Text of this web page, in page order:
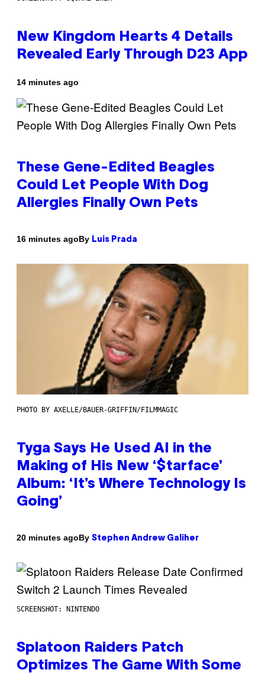
New Kingdom Hearts 4 Details
Revealed Early Through D23 App
14 minutes ago
These Gene-Edited Beagles
Could Let People With Dog
Allergies Finally Own Pets
16 minutes agoBy Luis Prada
PHOTO BY AXELLE/BAUER-GRIFFIN/FILMMAGIC
Tyga Says He Used AI in the
Making of His New ‘$tarface’
Album: ‘It’s Where Technology Is
Going’
20 minutes agoBy Stephen Andrew Galiher
SCREENSHOT: NINTENDO
Splatoon Raiders Patch
Optimizes The Game With Some